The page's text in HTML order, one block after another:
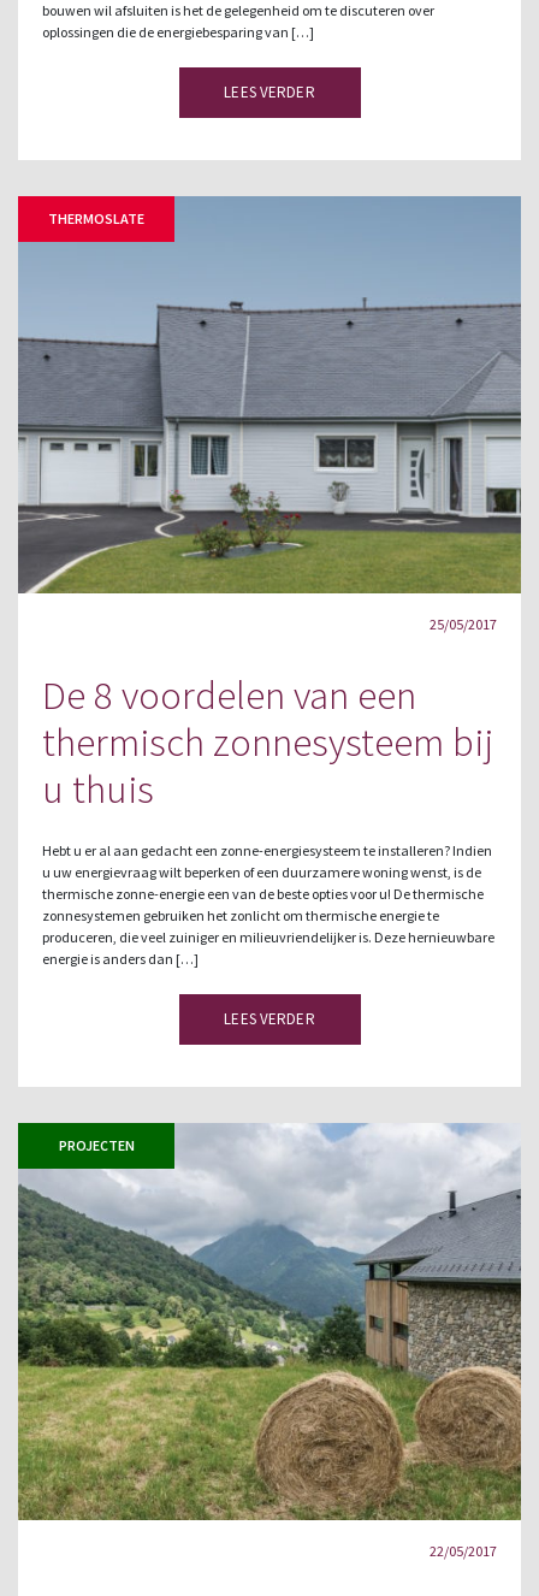
bouwen wil afsluiten is het de gelegenheid om te discuteren over
oplossingen die de energiebesparing van […]
LEES VERDER
THERMOSLATE
25/05/2017
De 8 voordelen van een
thermisch zonnesysteem bij
u thuis
Hebt u er al aan gedacht een zonne-energiesysteem te installeren? Indien
u uw energievraag wilt beperken of een duurzamere woning wenst, is de
thermische zonne-energie een van de beste opties voor u! De thermische
zonnesystemen gebruiken het zonlicht om thermische energie te
produceren, die veel zuiniger en milieuvriendelijker is. Deze hernieuwbare
energie is anders dan […]
LEES VERDER
PROJECTEN
22/05/2017